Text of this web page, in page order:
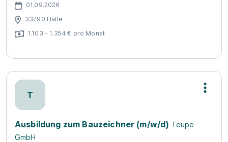
01.09.2026
33790 Halle
1.103 - 1.354 € pro Monat
T
Ausbildung zum Bauzeichner (m/w/d) Teupe
GmbH